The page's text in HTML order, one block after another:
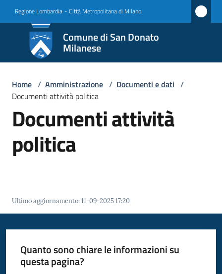
Regione Lombardia - Città Metropolitana di Milano
Comune di San Donato
Milanese
Comune
di San
Donato
Milanese
Amministrazione
Menu selezionato
Novità
Vivere
San
Donato
Home / Amministrazione / Documenti e dati /
Documenti attività politica
Documenti attività
politica
Ultimo aggiornamento:11-09-2025 17:20
Quanto sono chiare le informazioni su
questa pagina?